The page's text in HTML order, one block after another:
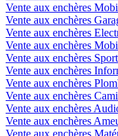
Vente aux enchères
Vente aux enchères
Vente aux enchères
Vente aux enchères
Vente aux enchères
Vente aux enchères
Vente aux enchères
Vente aux enchères
Vente aux enchères
Vente aux enchères
Vente aux enchères